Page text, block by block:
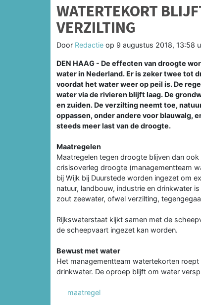
WATERTEKORT
VERZILTING
Door Redactie op 9 augustus 2018, 13:58
DEN HAAG - De effecten van droogte
water in Nederland. Er is zeker twee tot
voordat het water weer op peil is. De
water via de rivieren blijft laag. De
en zuiden. De verzilting neemt toe,
oppassen, onder andere voor blauwalg,
steeds meer last van de droogte.
Maatregelen
Maatregelen tegen droogte blijven dan
crisisoverleg droogte (managementteam
bij Wijk bij Duurstede worden ingezet om
natuur, landbouw, industrie en drinkwater
zout zeewater, ofwel verzilting,
Rijkswaterstaat kijkt samen met de
de scheepvaart ingezet kan worden.
Bewust met water
Het managementteam watertekorten
drinkwater. De oproep blijft om water
maatregel